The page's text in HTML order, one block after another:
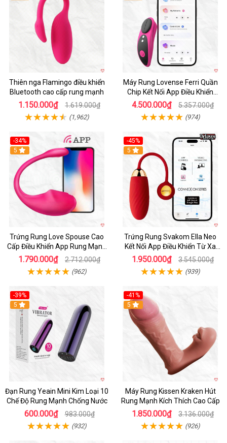
Thiên nga Flamingo điều khiển
Bluetooth cao cấp rung mạnh
1.150.000₫ 1.619.000₫
(1,962)
Máy Rung Lovense Ferri Quần
Chip Kết Nối App Điều Khiển
Thông Minh
4.500.000₫ 5.357.000₫
(974)
-34%
5
Trứng Rung Love Spouse Cao
Cấp Điều Khiển App Rung Mạnh
Đa Chế Độ
1.790.000₫ 2.712.000₫
(962)
-45%
Hot
5
Trứng Rung Svakom Ella Neo
Kết Nối App Điều Khiển Từ Xa
Cao Cấp
1.950.000₫ 3.545.000₫
(939)
-39%
Hot
5
Đạn Rung Yeain Mini Kim Loại 10
Chế Độ Rung Mạnh Chống Nước
600.000₫ 983.000₫
(932)
-41%
Hot
5
Máy Rung Kissen Kraken Hút
Rung Mạnh Kích Thích Cao Cấp
1.850.000₫ 3.136.000₫
(926)